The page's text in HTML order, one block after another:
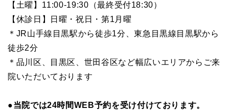
【土曜】11:00-19:30（最終受付18:30）
【休診日】日曜・祝日・第1月曜
＊JR山手線目黒駅から徒歩1分、東急目黒線目黒駅から
徒歩2分
＊品川区、目黒区、世田谷区など幅広いエリアからご来
院いただいております
●当院では24時間WEB予約を受け付けております。